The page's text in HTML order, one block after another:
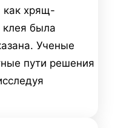
как хрящ-
клея была
Ученые
пути решения